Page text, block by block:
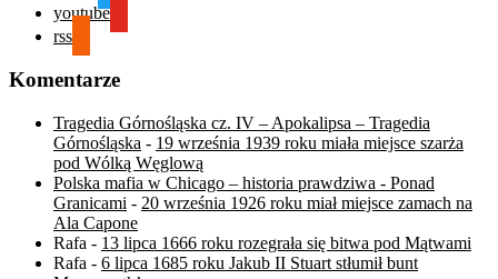
youtube
rss
Komentarze
Tragedia Górnośląska cz. IV – Apokalipsa – Tragedia
Górnośląska - 19 września 1939 roku miała miejsce szarża
pod Wólką Węglową
Polska mafia w Chicago – historia prawdziwa - Ponad
Granicami - 20 września 1926 roku miał miejsce zamach na
Ala Capone
Rafa - 13 lipca 1666 roku rozegrała się bitwa pod Mątwami
Rafa - 6 lipca 1685 roku Jakub II Stuart stłumił bunt